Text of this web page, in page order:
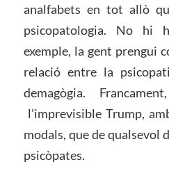
analfabets en tot allò
psicopatologia. No hi
exemple, la gent prengui
relació entre la
demagògia.
l’imprevisible Trump,
modals, que de qualsevol
psicòpates.